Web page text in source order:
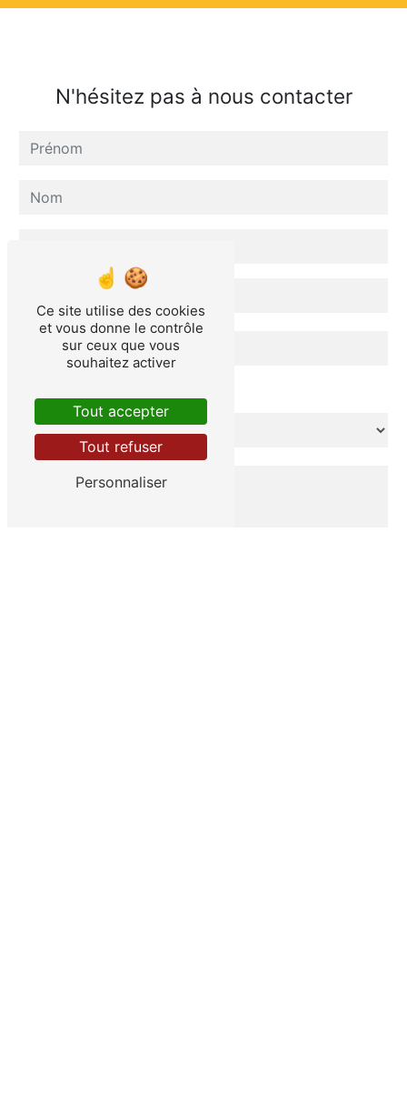
N'hésitez pas à nous contacter
Combien font trois plus trois
Ce site utilise des cookies
et vous donne le contrôle
sur ceux que vous
souhaitez activer
Tout accepter
Tout refuser
Personnaliser